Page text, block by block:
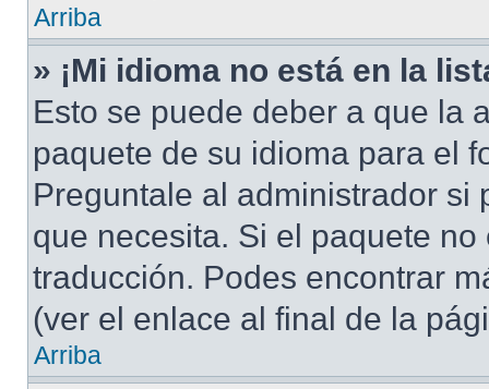
Arriba
» ¡Mi idioma no está en la
Esto se puede deber a que la
paquete de su idioma para el
Preguntale al administrador si
que necesita. Si el paquete
traducción. Podes encontrar
(ver el enlace al final de la
Arriba